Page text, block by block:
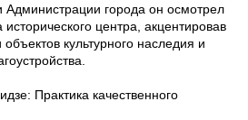
Администрации города он осмотрел
центра, акцентировав
культурного наследия и
Практика качественного